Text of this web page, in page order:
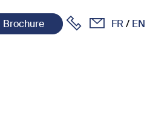
Brochure FR EN